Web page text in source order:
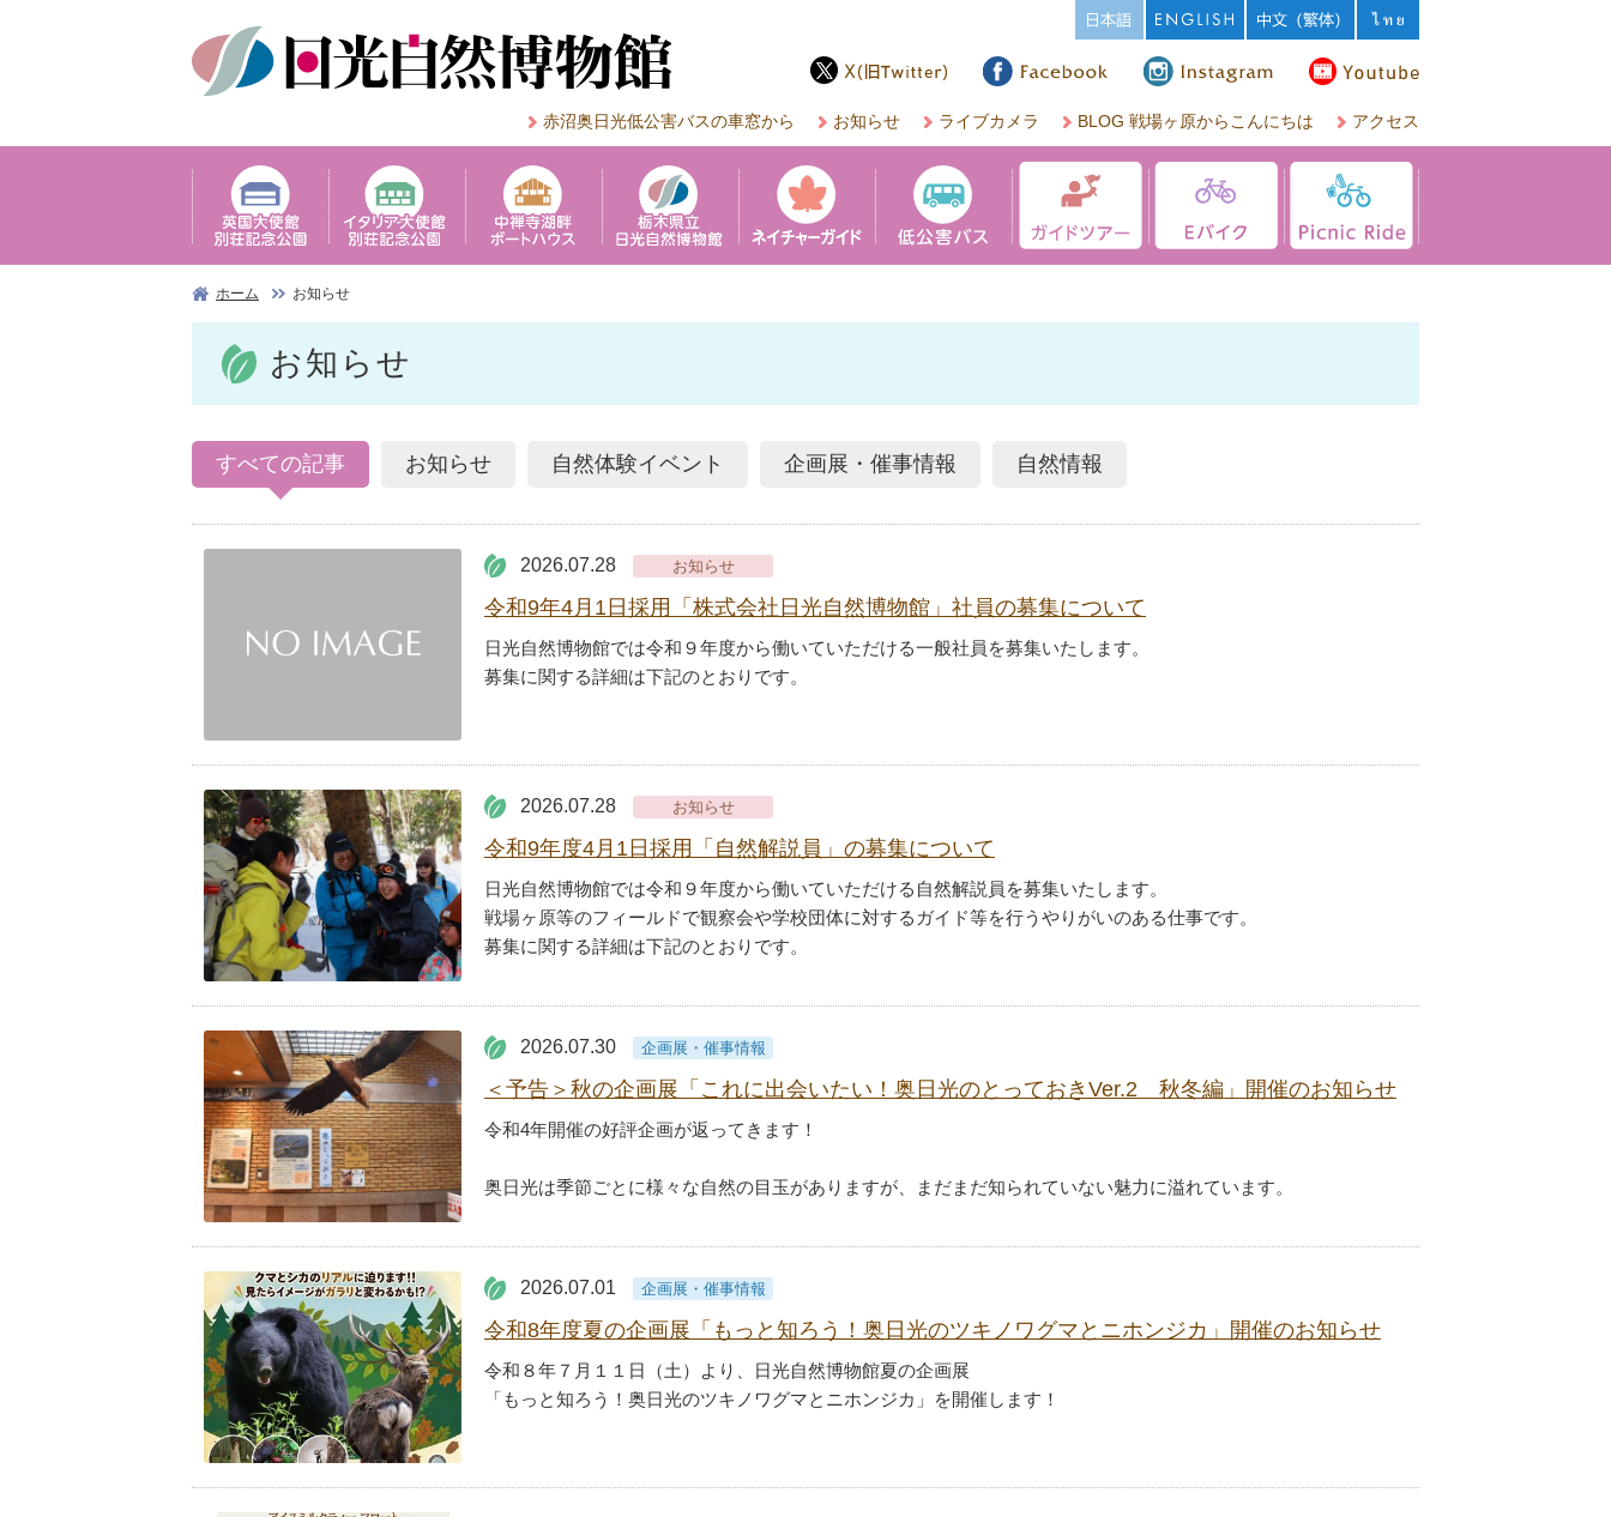
赤沼奥日光低公害バスの車窓から お知らせ ライブカメラ BLOG 戦場ヶ原からこんにちは アクセス
ホーム お知らせ
お知らせ
すべての記事 お知 らせ 自然体験イベント 企画展・ 催事情報 自然情報
2026.07.28 お知らせ
令和9年4月1日採用「株式会社日光自然博物館」社員の募集について
日光自然博物館では令和９年度から働いていただける一般社員を募集いたします。
募集に関する詳細は下記のとおりです。
2026.07.28 お知らせ
令和9年度4月1日採用「自然解説員」の募集について
日光自然博物館では令和９年度から働いていただける自然解説員を募集いたします。
戦場ヶ原等のフィールドで観察会や学校団体に対するガイド等を行うやりがいのある仕事です。
募集に関する詳細は下記のとおりです。
2026.07.30 企画展・催事情報
＜予告＞秋の企画展「これに出会いたい！奥日光のとっておきVer.2 秋冬編」開催のお知らせ
令和4年開催の好評企画が返ってきます！
奥日光は季節ごとに様々な自然の目玉がありますが、まだまだ知られていない魅力に溢れています。
2026.07.01 企画展・催事情報
令和8年度夏の企画展「もっと知ろう！奥日光のツキノワグマとニホンジカ」開催のお知らせ
令和８年７月１１日（土）より、日光自然博物館夏の企画展
「もっと知ろう！奥日光のツキノワグマとニホンジカ」を開催します！